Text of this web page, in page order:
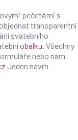
pečetěmi s
transparentní
svatebního
obálku. Všechny
nebo nám
Jeden návrh